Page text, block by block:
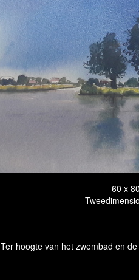
60 x
Ter hoogte van het zwembad en